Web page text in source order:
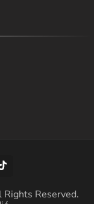
Rights Reserved.